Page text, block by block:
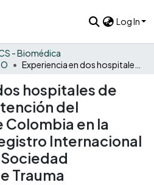
Log In
- Biomédica
hospitales de
del
en la
Internacional
Trauma